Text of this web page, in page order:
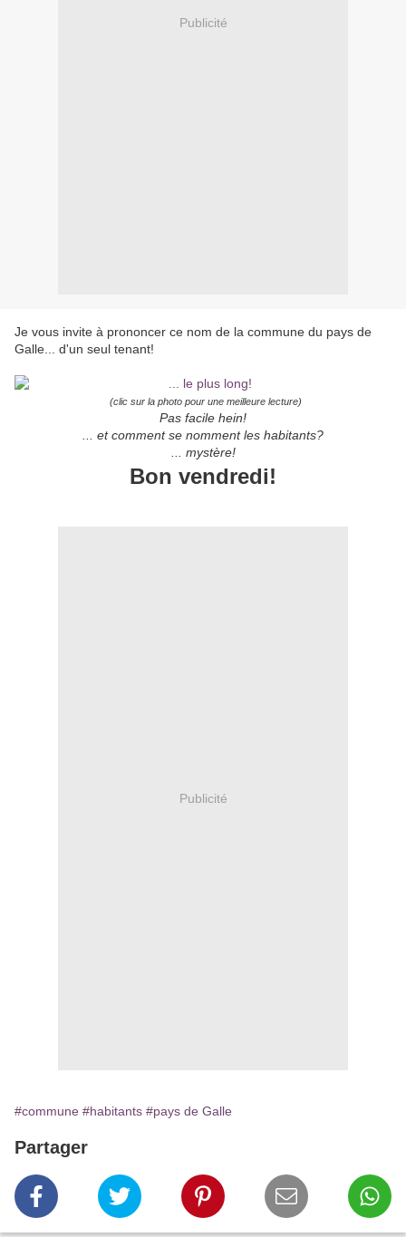
Publicité
Je vous invite à prononcer ce nom de la commune du pays de
Galle... d'un seul tenant!
(clic sur la photo pour une meilleure lecture)
Pas facile hein!
... et comment se nomment les habitants?
... mystère!
Bon vendredi!
Publicité
#commune #habitants #pays de Galle
Partager